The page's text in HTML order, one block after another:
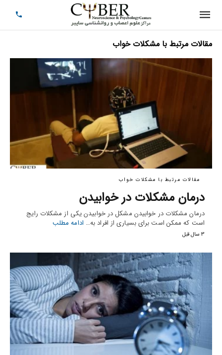
مقالات مرتبط با مشکلات خواب
مقالات مرتبط با مشکلات خواب
درمان مشکلات در خوابیدن
درمان مشکلات در خوابیدن مشکل در خوابیدن یکی از مشکلات رایج
است که ممکن است برای بسیاری از افراد به… ادامه مطلب
3 سال قبل